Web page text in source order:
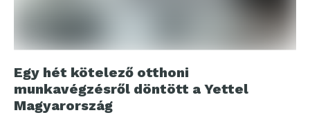
Egy hét kötelező otthoni
munkavégzésről döntött a Yettel
Magyarország